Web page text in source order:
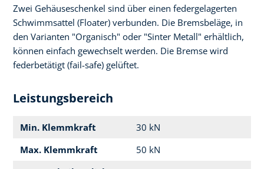
Zwei Gehäuseschenkel sind über einen federgelagerten
Schwimmsattel (Floater) verbunden. Die Bremsbeläge, in
den Varianten "Organisch" oder "Sinter Metall" erhältlich,
können einfach gewechselt werden. Die Bremse wird
federbetätigt (fail-safe) gelüftet.
Leistungsbereich
Min. Klemmkraft
30 kN
Max. Klemmkraft
50 kN